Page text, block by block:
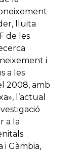
lluita
de les
i
a les
2008, amb
l’actual
a la
i Gàmbia,